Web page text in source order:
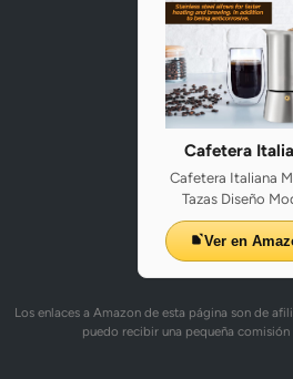
Cafetera
Cafetera Italiana
Tazas Diseño
Ver en
Los enlaces a Amazon de esta página son de
puedo recibir una pequeña